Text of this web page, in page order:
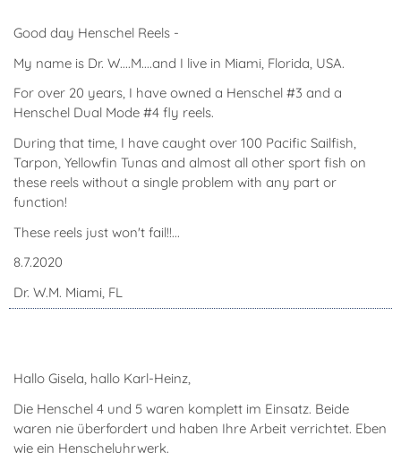
Good day Henschel Reels -
My name is Dr. W....M....and I live in Miami, Florida, USA.
For over 20 years, I have owned a Henschel #3 and a
Henschel Dual Mode #4 fly reels.
During that time, I have caught over 100 Pacific Sailfish,
Tarpon, Yellowfin Tunas and almost all other sport fish on
these reels without a single problem with any part or
function!
These reels just won't fail!!...
8.7.2020
Dr. W.M. Miami, FL
Hallo Gisela, hallo Karl-Heinz,
Die Henschel 4 und 5 waren komplett im Einsatz. Beide
waren nie überfordert und haben Ihre Arbeit verrichtet. Eben
wie ein Henscheluhrwerk.